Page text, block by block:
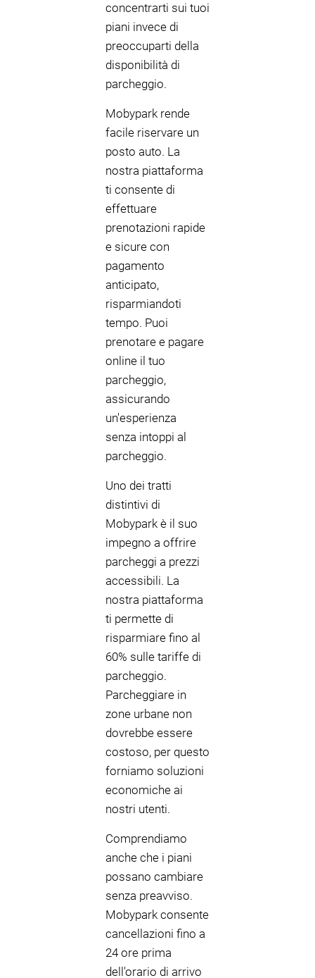
concentrarti sui tuoi
piani invece di
preoccuparti della
disponibilità di
parcheggio.
Mobypark rende
facile riservare un
posto auto. La
nostra piattaforma
ti consente di
effettuare
prenotazioni rapide
e sicure con
pagamento
anticipato,
risparmiandoti
tempo. Puoi
prenotare e pagare
online il tuo
parcheggio,
assicurando
un'esperienza
senza intoppi al
parcheggio.
Uno dei tratti
distintivi di
Mobypark è il suo
impegno a offrire
parcheggi a prezzi
accessibili. La
nostra piattaforma
ti permette di
risparmiare fino al
60% sulle tariffe di
parcheggio.
Parcheggiare in
zone urbane non
dovrebbe essere
costoso, per questo
forniamo soluzioni
economiche ai
nostri utenti.
Comprendiamo
anche che i piani
possano cambiare
senza preavviso.
Mobypark consente
cancellazioni fino a
24 ore prima
dell'orario di arrivo